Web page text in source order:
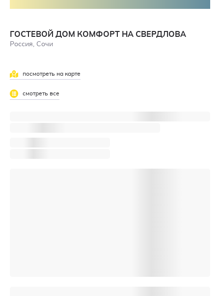
ГОСТЕВОЙ ДОМ КОМФОРТ НА СВЕРДЛОВА
Россия, Сочи
посмотреть на карте
смотреть все